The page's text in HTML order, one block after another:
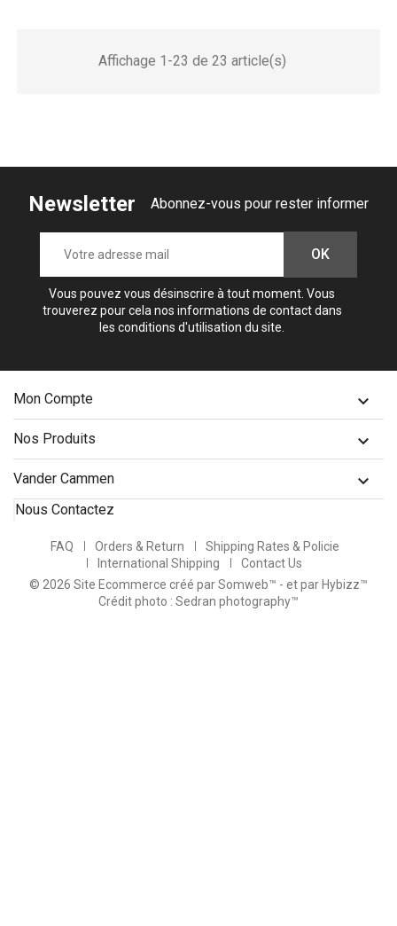
Affichage 1-23 de 23 article(s)
Newsletter Abonnez-vous pour rester informer
Vous pouvez vous désinscrire à tout moment. Vous
trouverez pour cela nos informations de contact dans
les conditions d'utilisation du site.
Mon Compte 
Nos Produits 
Vander Cammen 
Nous Contactez
FAQ Orders & Return
Shipping Rates & Policie
International Shipping
Contact Us
© 2026 Site Ecommerce créé par Somweb™ - et par Hybizz™
Crédit photo : Sedran photography™